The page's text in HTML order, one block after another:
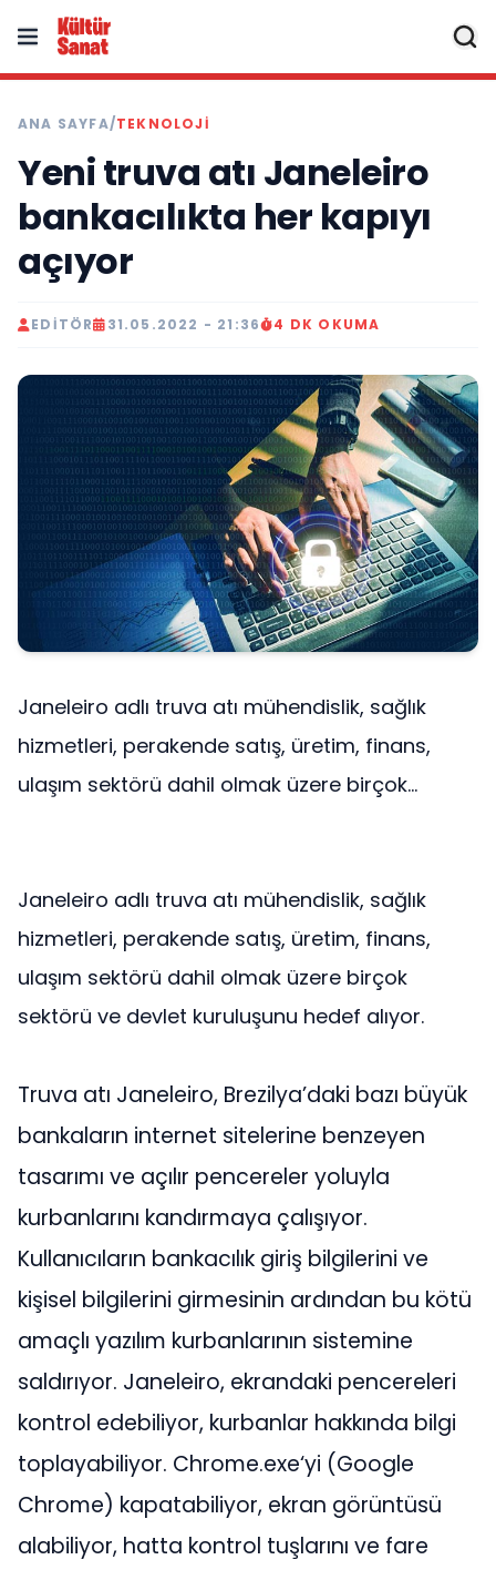
ANA SAYFA/TEKNOLOJI
Yeni truva atı Janeleiro
bankacılıkta her kapıyı
açıyor
EDITÖR 31.05.2022 - 21:36 4 DK OKUMA
Janeleiro adlı truva atı mühendislik, sağlık
hizmetleri, perakende satış, üretim, finans,
ulaşım sektörü dahil olmak üzere birçok...
Janeleiro adlı truva atı mühendislik, sağlık
hizmetleri, perakende satış, üretim, finans,
ulaşım sektörü dahil olmak üzere birçok
sektörü ve devlet kuruluşunu hedef alıyor.
Truva atı Janeleiro, Brezilya’daki bazı büyük
bankaların internet sitelerine benzeyen
tasarımı ve açılır pencereler yoluyla
kurbanlarını kandırmaya çalışıyor.
Kullanıcıların bankacılık giriş bilgilerini ve
kişisel bilgilerini girmesinin ardından bu kötü
amaçlı yazılım kurbanlarının sistemine
saldırıyor. Janeleiro, ekrandaki pencereleri
kontrol edebiliyor, kurbanlar hakkında bilgi
toplayabiliyor. Chrome.exe‘yi (Google
Chrome) kapatabiliyor, ekran görüntüsü
alabiliyor, hatta kontrol tuşlarını ve fare